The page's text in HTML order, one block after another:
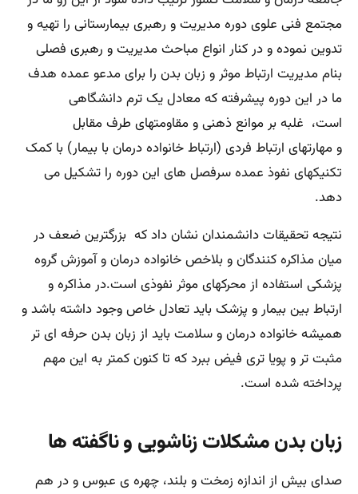
مجتمع فنی علوی دوره مدیریت و رهبری بیمارستانی را تهیه و
تدوین نموده و در کنار انواع مباحث مدیریت و رهبری فصلی
بنام مدیریت ارتباط موثر و زبان بدن را برای مدعو عمده هدف
ما در این دوره پیشرفته که معادل یک ترم دانشگاهی
است، غلبه بر موانع ذهنی و مقاومتهای طرف مقابل
و مهارتهای ارتباط فردی (ارتباط خانواده درمان با بیمار) با کمک
تکنیکهای نفوذ عمده سرفصل های این دوره را تشکیل می
دهد.
نتیجه تحقیقات دانشمندان نشان داد که بزرگترین ضعف در
میان مذاکره کنندگان و بلاخص خانواده درمان و آموزش گروه
پزشکی استفاده از محرکهای موثر نفوذی است.در مذاکره و
ارتباط بین بیمار و پزشک باید تعادل خاص وجود داشته باشد و
همیشه خانواده درمان و سلامت باید از زبان بدن حرفه ای تر
مثبت تر و پویا تری فیض ببرد که تا کنون کمتر به این مهم
پرداخته شده است.
زبان بدن مشکلات زناشویی و ناگفته ها
صدای بیش از اندازه زمخت و بلند، چهره ی عبوس و در هم